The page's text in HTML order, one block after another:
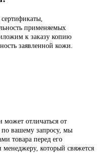
применяемых
к заказу копию
заявленной кожи.
может отличаться от
вашему запросу, мы
товара перед его
который свяжется